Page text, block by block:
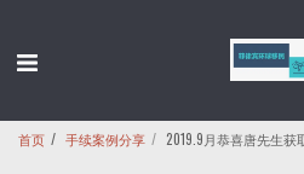
首页 手续案例分享 2019.9月恭喜唐先生获